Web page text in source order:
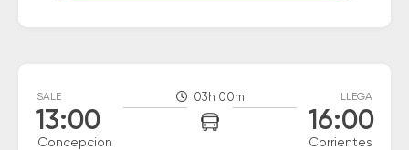
SALE
13:00
Concepcion
03h 00m LLEGA
16:00
Corrientes